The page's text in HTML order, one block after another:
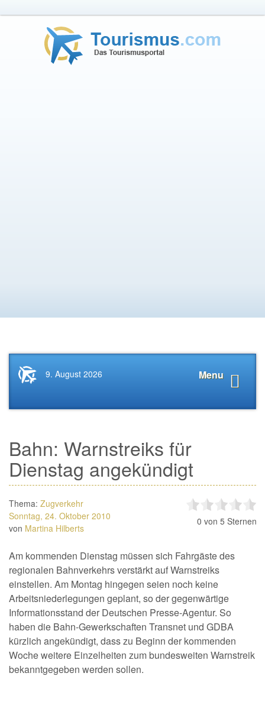
Startseite
News.Tourismus.com
Menu
9. August 2026
Bahn: Warnstreiks für
Dienstag angekündigt
Thema: Zugverkehr
Sonntag, 24. Oktober 2010
von Martina Hilberts
0 von 5 Sternen
Am kommenden Dienstag müssen sich Fahrgäste des
regionalen Bahnverkehrs verstärkt auf Warnstreiks
einstellen. Am Montag hingegen seien noch keine
Arbeitsniederlegungen geplant, so der gegenwärtige
Informationsstand der Deutschen Presse-Agentur. So
haben die Bahn-Gewerkschaften Transnet und GDBA
kürzlich angekündigt, dass zu Beginn der kommenden
Woche weitere Einzelheiten zum bundesweiten Warnstreik
bekanntgegeben werden sollen.